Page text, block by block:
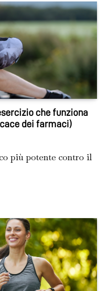
che funziona
dei farmaci)
più potente contro il